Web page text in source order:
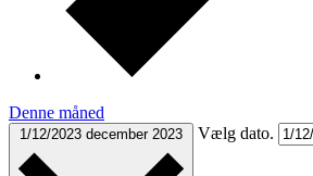
Denne måned
1/12/2023 december 2023 Vælg dato.